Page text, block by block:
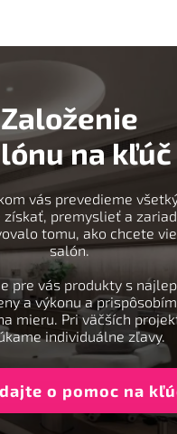
Založenie
na kľúč
vás prevedieme
premyslieť a
tomu, ako chcete
salón.
pre vás produkty s
a výkonu a
mieru. Pri väčších
individuálne zľavy.
o pomoc na